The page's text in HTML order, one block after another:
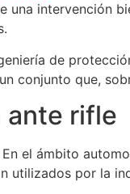
intervención
de
conjunto que,
ante rifle
el ámbito
utilizados por la